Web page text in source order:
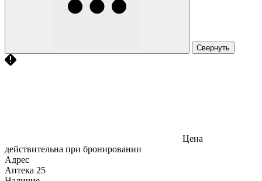
Свернуть
Цена
действительна при бронировании
Адрес
Аптека 25